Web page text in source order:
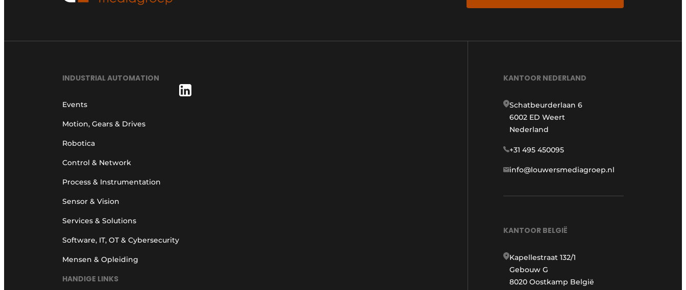
INDUSTRIAL AUTOMATION
Events
Motion, Gears & Drives
Robotica
Control & Network
Process & Instrumentation
Sensor & Vision
Services & Solutions
Software, IT, OT & Cybersecurity
Mensen & Opleiding
HANDIGE LINKS
KANTOOR NEDERLAND
Schatbeurderlaan 6
6002 ED Weert
Nederland
+31 495 450095
info@louwersmediagroep.nl
KANTOOR BELGIË
Kapellestraat 132/1
Gebouw G
8020 Oostkamp België